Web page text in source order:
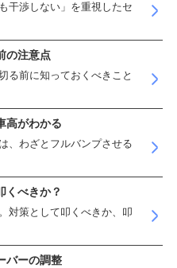
干渉しない」を重視したセ
の注意点
る前に知っておくべきこと
高がわかる
、わざとフルバンプさせる
くべきか？
対策として叩くべきか、叩
バーの調整